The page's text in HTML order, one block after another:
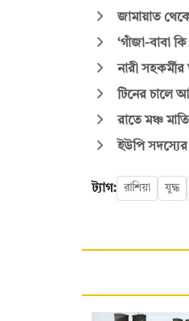
জামায়াত
‘গাঁজা-বাবা
নারী
টিনের চালে
রাতে মঞ্চ
ইউপি সদস্যের
ট্যাগ: রাশিয়া যুদ্ধ